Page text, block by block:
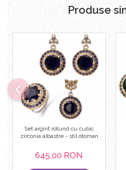
Produse
Set argint rotund cu cubic
zirconia albastre - stil otoman
645,00 RON